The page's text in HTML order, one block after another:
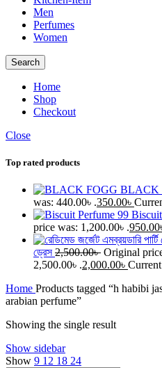
Men
Perfumes
Women
Search
Home
Shop
Checkout
Close
Top rated products
BLACK
was: 440.00৳ .350.00৳
price was: 1,200.00৳ .950.00
ড্রেস2,500.00৳ Original
2,500.00৳ .2,000.00৳
Home Products tagged “h habibi
arabian perfume”
Showing the single result
Show sidebar
Show 9 12 18 24